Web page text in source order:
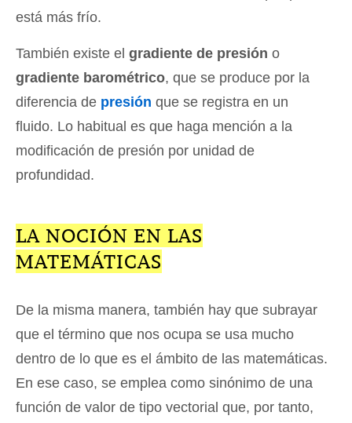
está más frío.
También existe el gradiente de presión o
gradiente barométrico, que se produce por la
diferencia de presión que se registra en un
fluido. Lo habitual es que haga mención a la
modificación de presión por unidad de
profundidad.
LA NOCIÓN EN LAS
MATEMÁTICAS
De la misma manera, también hay que subrayar
que el término que nos ocupa se usa mucho
dentro de lo que es el ámbito de las matemáticas.
En ese caso, se emplea como sinónimo de una
función de valor de tipo vectorial que, por tanto,